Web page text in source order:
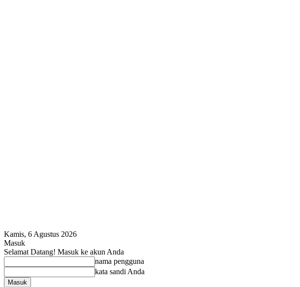
Kamis, 6 Agustus 2026
Masuk
Selamat Datang! Masuk ke akun Anda
nama pengguna
kata sandi Anda